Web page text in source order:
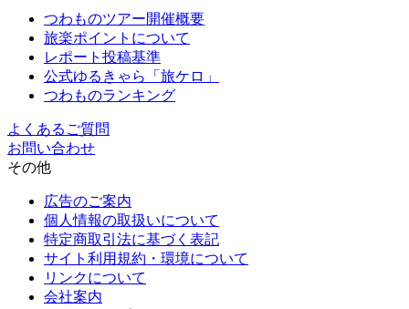
つわものツアー開催概要
旅楽ポイントについて
レポート投稿基準
公式ゆるきゃら「旅ケロ」
つわものランキング
よくあるご質問
お問い合わせ
その他
広告のご案内
個人情報の取扱いについて
特定商取引法に基づく表記
サイト利用規約・環境について
リンクについて
会社案内